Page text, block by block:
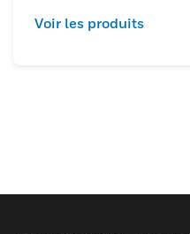
puissent prendre plus
permet aux clients de
Voir les produits